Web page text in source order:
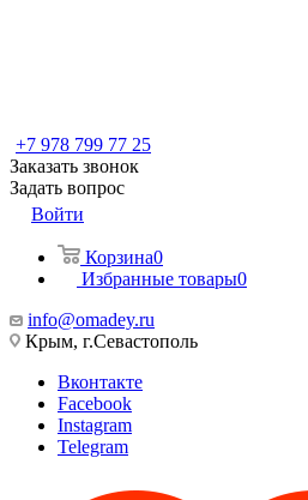
+7 978 799 77 25
Заказать звонок
Задать вопрос
Войти
Корзина0
Избранные товары0
info@omadey.ru
Крым, г.Севастополь
Вконтакте
Facebook
Instagram
Telegram